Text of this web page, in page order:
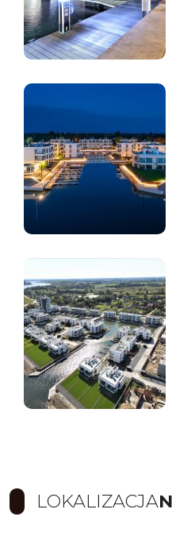
LOKALIZACJA